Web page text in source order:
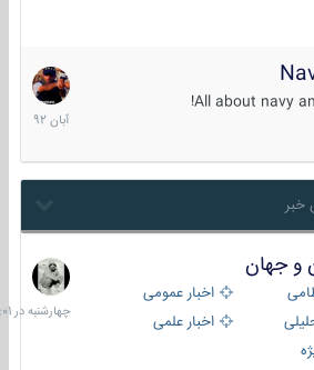
All about navy
22
آبان
1392
و جهان
اخبار عمومی
اخبار علمی
در
06:01